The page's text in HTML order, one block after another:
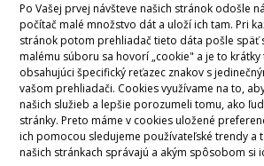
Po Vašej prvej návšteve našich stránok odošle
počítač malé množstvo dát a uloží ich tam. Pri
stránok potom prehliadač tieto dáta pošle späť
malému súboru sa hovorí „cookie" a je to
obsahujúci špecifický reťazec znakov s
vašom prehliadači. Cookies využívame na to,
našich služieb a lepšie porozumeli tomu, ako
stránky. Preto máme v cookies uložené
ich pomocou sledujeme používateľské trendy a
našich stránkach správajú a akým spôsobom si